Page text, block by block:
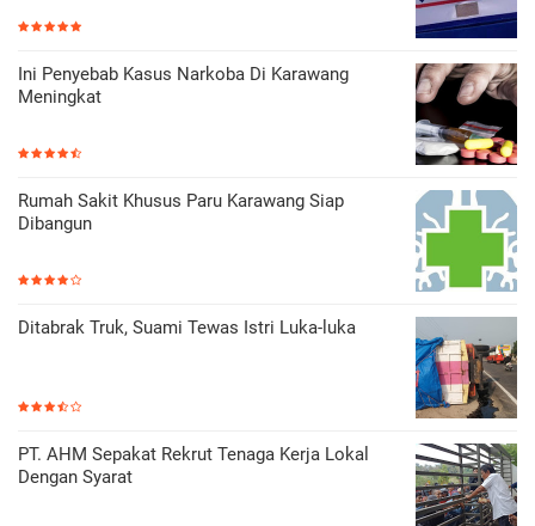
Ini Penyebab Kasus Narkoba Di Karawang
Meningkat
Rumah Sakit Khusus Paru Karawang Siap
Dibangun
Ditabrak Truk, Suami Tewas Istri Luka-luka
PT. AHM Sepakat Rekrut Tenaga Kerja Lokal
Dengan Syarat